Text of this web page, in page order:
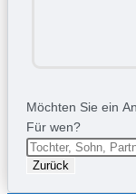
Möchten Sie ein
Für wen?
Zurück